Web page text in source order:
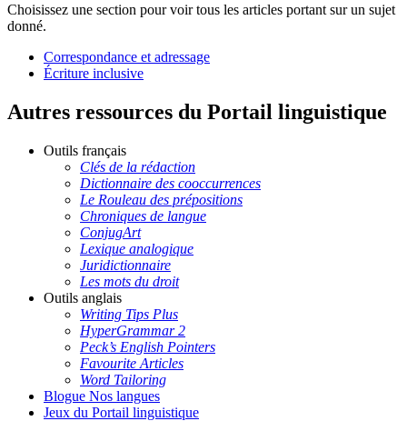
Choisissez une section pour voir tous les articles portant sur un sujet
donné.
Correspondance et adressage
Écriture inclusive
Autres ressources du Portail linguistique
Outils français
Clés de la rédaction
Dictionnaire des cooccurrences
Le Rouleau des prépositions
Chroniques de langue
ConjugArt
Lexique analogique
Juridictionnaire
Les mots du droit
Outils anglais
Writing Tips Plus
HyperGrammar 2
Peck’s English Pointers
Favourite Articles
Word Tailoring
Blogue Nos langues
Jeux du Portail linguistique